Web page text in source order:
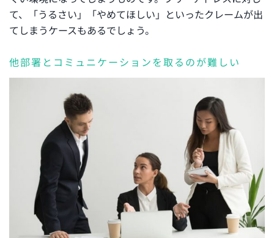
て、「うるさい」「やめてほしい」といったクレームが出
てしまうケースもあるでしょう。
他部署とコミュニケーションを取るのが難しい